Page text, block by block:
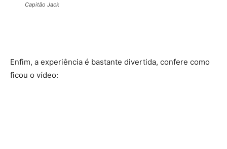
Capitão Jack
Enfim, a experiência é bastante divertida, confere como
ficou o vídeo: